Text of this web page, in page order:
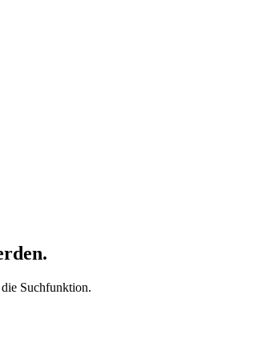
Suchfunktion.